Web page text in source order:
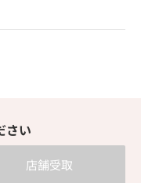
さい
店舗受取